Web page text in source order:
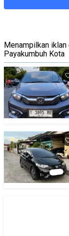
Menampilkan iklan
Payakumbuh Kota